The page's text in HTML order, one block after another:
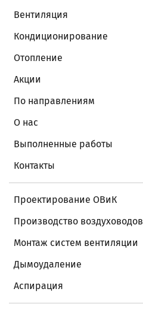
Вентиляция
Кондиционирование
Отопление
Акции
По направлениям
О нас
Выполненные работы
Контакты
Проектирование ОВиК
Производство воздуховодов
Монтаж систем вентиляции
Дымоудаление
Аспирация